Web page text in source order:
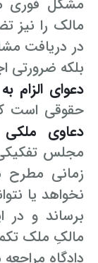
مشکل فوری
مالک را نیز
در دریافت
بلکه ضرورتی
دعوای الزام
حقوقی است
دعاوی
مجلس
زمانی مطرح
نخواهد یا
برساند و در
مالکِ ملک
دادگاه